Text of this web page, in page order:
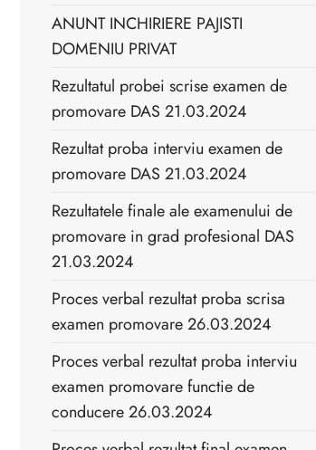
ANUNT INCHIRIERE PAJISTI
DOMENIU PRIVAT
Rezultatul probei scrise examen de
promovare DAS 21.03.2024
Rezultat proba interviu examen de
promovare DAS 21.03.2024
Rezultatele finale ale examenului de
promovare in grad profesional DAS
21.03.2024
Proces verbal rezultat proba scrisa
examen promovare 26.03.2024
Proces verbal rezultat proba interviu
examen promovare functie de
conducere 26.03.2024